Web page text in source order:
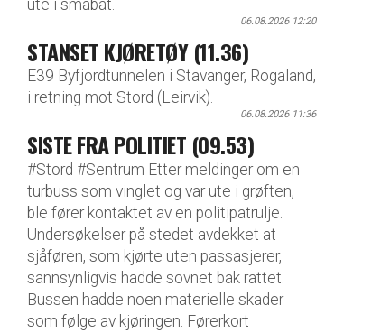
ute i småbåt.
06.08.2026 12:20
STANSET KJØRETØY (11.36)
E39 Byfjordtunnelen i Stavanger, Rogaland,
i retning mot Stord (Leirvik).
06.08.2026 11:36
SISTE FRA POLITIET (09.53)
#Stord #Sentrum Etter meldinger om en
turbuss som vinglet og var ute i grøften,
ble fører kontaktet av en politipatrulje.
Undersøkelser på stedet avdekket at
sjåføren, som kjørte uten passasjerer,
sannsynligvis hadde sovnet bak rattet.
Bussen hadde noen materielle skader
som følge av kjøringen. Førerkort